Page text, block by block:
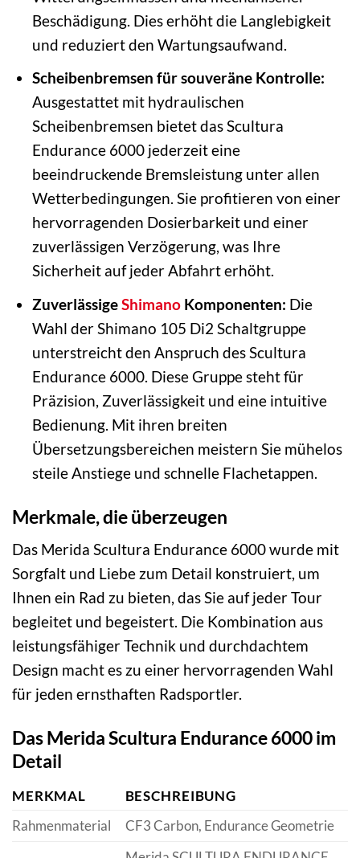
Beschädigung. Dies erhöht die Langlebigkeit
und reduziert den Wartungsaufwand.
Scheibenbremsen für souveräne Kontrolle:
Ausgestattet mit hydraulischen
Scheibenbremsen bietet das Scultura
Endurance 6000 jederzeit eine
beeindruckende Bremsleistung unter allen
Wetterbedingungen. Sie profitieren von einer
hervorragenden Dosierbarkeit und einer
zuverlässigen Verzögerung, was Ihre
Sicherheit auf jeder Abfahrt erhöht.
ZuverlässigeShimanoKomponenten: Die
Wahl der Shimano 105 Di2 Schaltgruppe
unterstreicht den Anspruch des Scultura
Endurance 6000. Diese Gruppe steht für
Präzision, Zuverlässigkeit und eine intuitive
Bedienung. Mit ihren breiten
Übersetzungsbereichen meistern Sie mühelos
steile Anstiege und schnelle Flachetappen.
Merkmale, die überzeugen
Das Merida Scultura Endurance 6000 wurde mit
Sorgfalt und Liebe zum Detail konstruiert, um
Ihnen ein Rad zu bieten, das Sie auf jeder Tour
begleitet und begeistert. Die Kombination aus
leistungsfähiger Technik und durchdachtem
Design macht es zu einer hervorragenden Wahl
für jeden ernsthaften Radsportler.
Das Merida Scultura Endurance 6000 im
Detail
MERKMAL
BESCHREIBUNG
Rahmenmaterial
CF3 Carbon, Endurance Geometrie